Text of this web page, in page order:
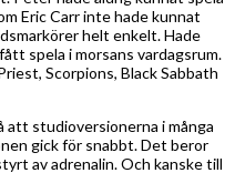
Eric Carr inte hade kunnat
helt enkelt. Hade
spela i morsans vardagsrum.
Scorpions, Black Sabbath
studioversionerna i många
gick för snabbt. Det beror
av adrenalin. Och kanske till